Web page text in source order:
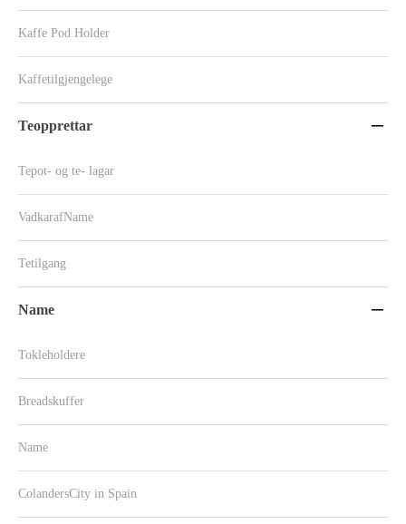
Kaffe Pod Holder
Kaffetilgjengelege
Teopprettar 
Tepot- og te- lagar
VadkarafName
Tetilgang
Name 
Tokleholdere
Breadskuffer
Name
ColandersCity in Spain